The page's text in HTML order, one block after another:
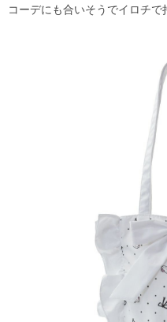
コーデにも合いそうでイロチ